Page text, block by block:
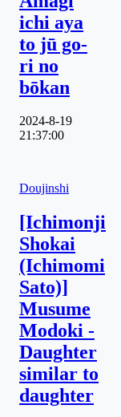
ichi aya
to jū go-
ri no
bōkan
2024-8-19
21:37:00
Doujinshi
[Ichimonji
Shokai
(Ichimomi
Sato)]
Musume
Modoki -
Daughter
similar to
daughter